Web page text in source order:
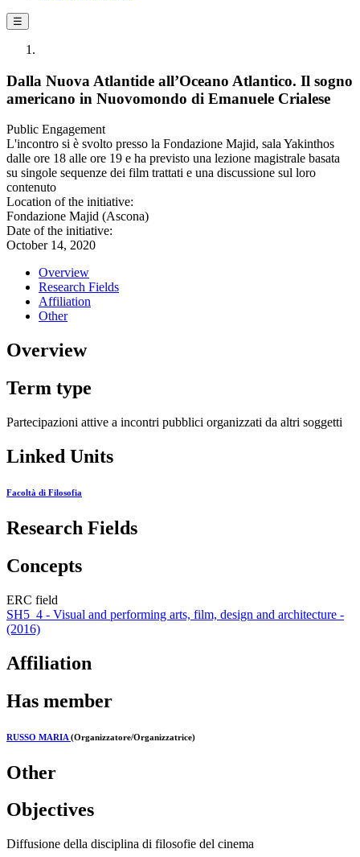
☰
Dalla Nuova Atlantide all’Oceano Atlantico. Il sogno
americano in Nuovomondo di Emanuele Crialese
Public Engagement
L'incontro si è svolto presso la Fondazione Majid, sala Yakinthos
dalle ore 18 alle ore 19 e ha previsto una lezione magistrale basata
su singole sequenze dei film trattati e una discussione sul loro
contenuto
Location of the initiative:
Fondazione Majid (Ascona)
Date of the initiative:
October 14, 2020
Overview
Research Fields
Affiliation
Other
Overview
Term type
Partecipazioni attive a incontri pubblici organizzati da altri soggetti
Linked Units
Facoltà di Filosofia
Research Fields
Concepts
ERC field
SH5_4 - Visual and performing arts, film, design and architecture -
(2016)
Affiliation
Has member
RUSSO MARIA (Organizzatore/Organizzatrice)
Other
Objectives
Diffusione della disciplina di filosofie del cinema